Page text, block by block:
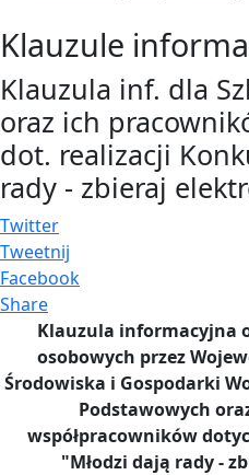
Klauzule
Klauzula inf. dla
oraz ich
dot. realizacji
rady - zbieraj
Twitter
Tweetnij
Facebook
Share
Klauzula informacyjna
osobowych przez
Środowiska i Gospodarki
Podstawowych
współpracowników
"Młodzi dają rady -